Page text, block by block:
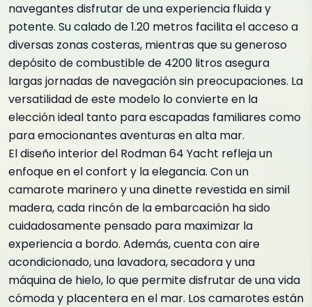
navegantes disfrutar de una experiencia fluida y
potente. Su calado de 1.20 metros facilita el acceso a
diversas zonas costeras, mientras que su generoso
depósito de combustible de 4200 litros asegura
largas jornadas de navegación sin preocupaciones. La
versatilidad de este modelo lo convierte en la
elección ideal tanto para escapadas familiares como
para emocionantes aventuras en alta mar.
El diseño interior del Rodman 64 Yacht refleja un
enfoque en el confort y la elegancia. Con un
camarote marinero y una dinette revestida en simil
madera, cada rincón de la embarcación ha sido
cuidadosamente pensado para maximizar la
experiencia a bordo. Además, cuenta con aire
acondicionado, una lavadora, secadora y una
máquina de hielo, lo que permite disfrutar de una vida
cómoda y placentera en el mar. Los camarotes están